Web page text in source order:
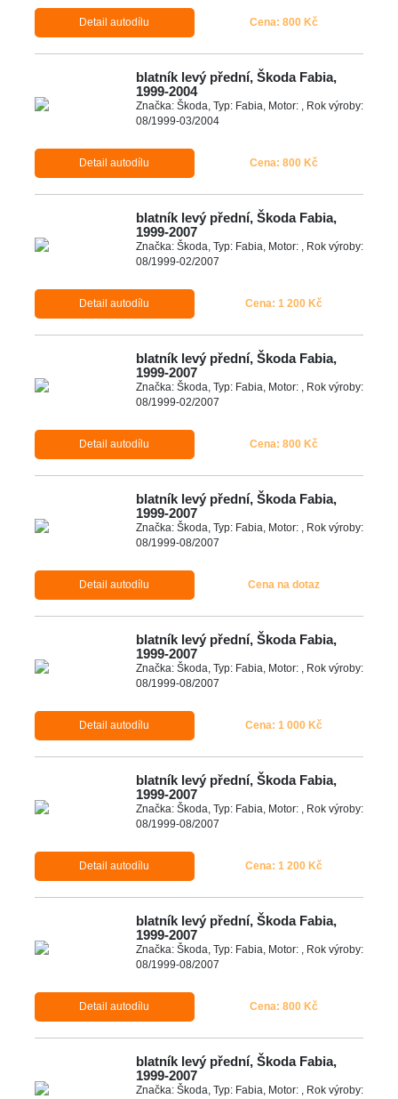
Detail autodílu Cena: 800 Kč
blatník levý přední, Škoda Fabia,
1999-2004
Značka: Škoda, Typ: Fabia, Motor: , Rok výroby:
08/1999-03/2004
Detail autodílu Cena: 800 Kč
blatník levý přední, Škoda Fabia,
1999-2007
Značka: Škoda, Typ: Fabia, Motor: , Rok výroby:
08/1999-02/2007
Detail autodílu Cena: 1 200 Kč
blatník levý přední, Škoda Fabia,
1999-2007
Značka: Škoda, Typ: Fabia, Motor: , Rok výroby:
08/1999-02/2007
Detail autodílu Cena: 800 Kč
blatník levý přední, Škoda Fabia,
1999-2007
Značka: Škoda, Typ: Fabia, Motor: , Rok výroby:
08/1999-08/2007
Detail autodílu Cena na dotaz
blatník levý přední, Škoda Fabia,
1999-2007
Značka: Škoda, Typ: Fabia, Motor: , Rok výroby:
08/1999-08/2007
Detail autodílu Cena: 1 000 Kč
blatník levý přední, Škoda Fabia,
1999-2007
Značka: Škoda, Typ: Fabia, Motor: , Rok výroby:
08/1999-08/2007
Detail autodílu Cena: 1 200 Kč
blatník levý přední, Škoda Fabia,
1999-2007
Značka: Škoda, Typ: Fabia, Motor: , Rok výroby:
08/1999-08/2007
Detail autodílu Cena: 800 Kč
blatník levý přední, Škoda Fabia,
1999-2007
Značka: Škoda, Typ: Fabia, Motor: , Rok výroby: